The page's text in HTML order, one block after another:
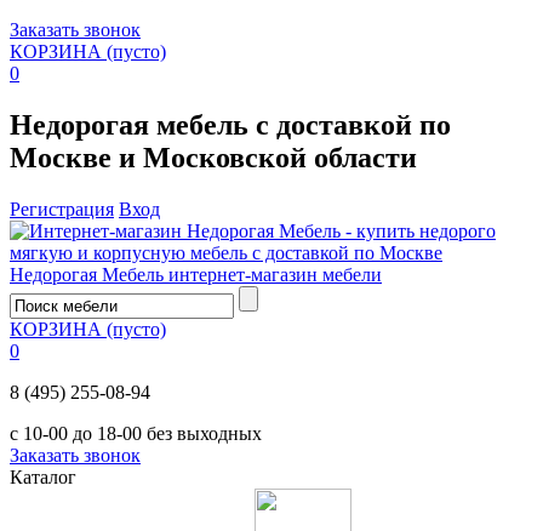
Заказать звонок
КОРЗИНА (пусто)
0
Недорогая мебель с доставкой по
Москве и Московской области
Регистрация Вход
Недорогая Мебель интернет-магазин мебели
КОРЗИНА (пусто)
0
8 (495) 255-08-94
с 10-00 до 18-00 без выходных
Заказать звонок
Каталог